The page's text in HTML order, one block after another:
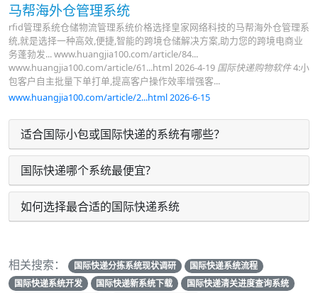
马帮海外仓管理系统
rfid管理系统仓储物流管理系统价格选择皇家网络科技的马帮海外仓管理系
统,就是选择一种高效,便捷,智能的跨境仓储解决方案,助力您的跨境电商业
务蓬勃发... www.huangjia100.com/article/84...
www.huangjia100.com/article/61...html 2026-4-19 国际快递购物软件4:小
包客户自主批量下单打单,提高客户操作效率增强客...
www.huangjia100.com/article/2...html 2026-6-15
适合国际小包或国际快递的系统有哪些？
国际快递哪个系统最便宜?
如何选择最合适的国际快递系统
相关搜索： 国际快递分拣系统现状调研
国际快递系统流程
国际快递系统开发
国际快递新系统下载
国际快递清关进度查询系统